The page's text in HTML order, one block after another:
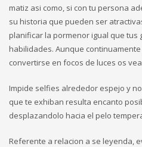
matiz asi­ como, si con tu persona
su historia que pueden ser
planificar la pormenor igual que tus
habilidades. Aunque
convertirse en focos de luces os
Impide selfies alrededor espejo y
que te exhiban resulta encanto
desplazandolo hacia el pelo
Referente a relacion a se leyenda,